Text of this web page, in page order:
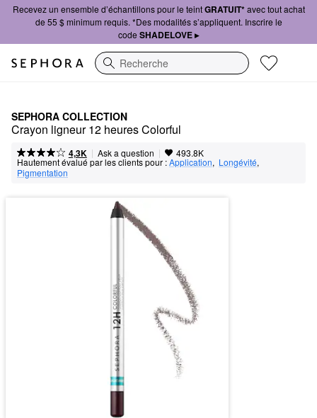
Recevez un ensemble d’échantillons pour le teintGRATUIT*avec tout achat
de 55 $ minimum requis. *Des modalités s’appliquent. Inscrire le
code SHADELOVE ▸
Recherche
SEPHORA COLLECTION
Crayon ligneur 12 heures Colorful
4,3K | Ask a question | 493.8K
Hautement évalué par les clients pour :Application, Longévité,
Pigmentation